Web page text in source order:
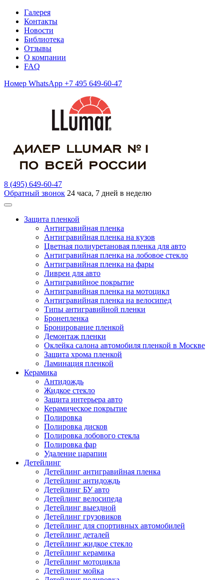
Галерея
Контакты
Новости
Библиотека
Отзывы
О компании
FAQ
Номер WhatsApp +7 495 649-60-47
8 (495) 649-60-47
Обратный звонок 24 часа, 7 дней в неделю
Защита пленкой
Антигравийная пленка
Антигравийная пленка на кузов
Цветная полиуретановая пленка для авто
Антигравийная пленка на лобовое стекло
Антигравийная пленка на фары
Ливреи для авто
Антигравийное покрытие
Антигравийная пленка на мотоцикл
Антигравийная пленка на велосипед
Типы антигравийной пленки
Бронепленка
Бронирование пленкой
Демонтаж пленки
Оклейка салона автомобиля пленкой в Москве
Защита хрома пленкой
Ламинация пленкой
Керамика
Антидождь
Жидкое стекло
Защита интерьера авто
Керамическое покрытие
Полировка
Полировка дисков
Полировка лобового стекла
Полировка фар
Удаление царапин
Детейлинг
Детейлинг антигравийная пленка
Детейлинг антидождь
Детейлинг БУ авто
Детейлинг велосипеда
Детейлинг выездной
Детейлинг грузовиков
Детейлинг для спортивных автомобилей
Детейлинг деталей
Детейлинг жидкое стекло
Детейлинг керамика
Детейлинг мотоцикла
Детейлинг мойка